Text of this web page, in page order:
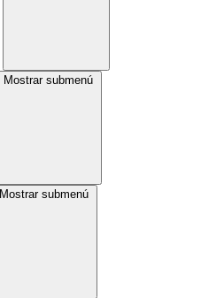
Mostrar submenú
Mostrar submenú